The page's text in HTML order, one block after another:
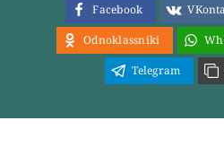
Facebook
Odnoklassniki
Telegram